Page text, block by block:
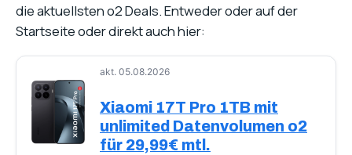
die aktuellsten o2 Deals. Entweder oder auf der
Startseite oder direkt auch hier:
akt. 05.08.2026
Xiaomi 17T Pro 1TB mit
unlimited Datenvolumen o2
für 29,99€ mtl.